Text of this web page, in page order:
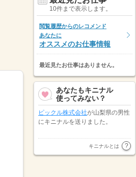
10件まで表示します。
閲覧履歴からのレコメンド
あなたに
オススメのお仕事情報
最近見たお仕事はありません。
あなたもキニナル
使ってみない？
ピックル株式会社が山梨県の男性
にキニナルを送りました。
株式会社キャリア
スタッフィングにキニナルを送り
キニナルとは